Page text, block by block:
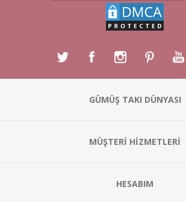
GÜMÜŞ TAKI DÜNYASI
MÜŞTERİ HİZMETLERİ
HESABIM